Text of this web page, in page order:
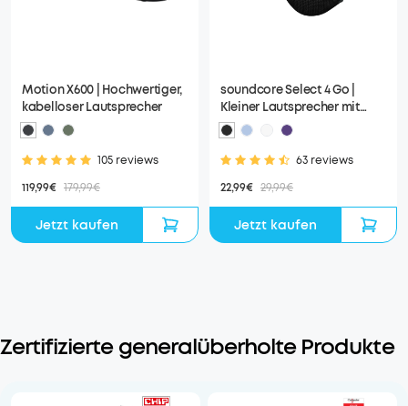
Motion X600 | Hochwertiger,
kabelloser Lautsprecher
105 reviews
119,99€ 179,99€
Jetzt kaufen
soundcore Select 4 Go |
Kleiner Lautsprecher mit
kräftigem Sound
63 reviews
22,99€ 29,99€
Jetzt kaufen
Zertifizierte generalüberholte Produkte